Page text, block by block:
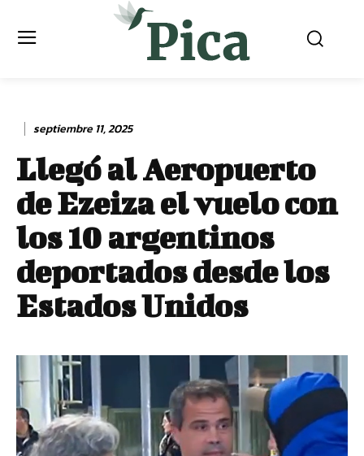
septiembre 11, 2025
Llegó al Aeropuerto
de Ezeiza el vuelo con
los 10 argentinos
deportados desde los
Estados Unidos